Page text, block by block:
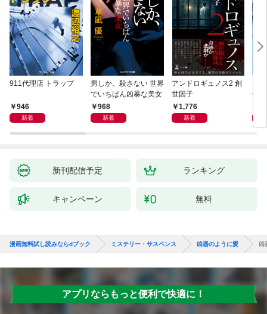
911代理店 トラップ
946
新着
男しか、殺さない 世界
でいちばん凶暴な美女
968
新着
アンドロギュノス2 創
世因子
1,776
新着
件
新刊配信予定 ランキング
キャンペーン 無料
漫画無料試し読みならdブック ミステリー・サスペンス 凶器のように愛 凶
アプリならもっと便利で快適に！